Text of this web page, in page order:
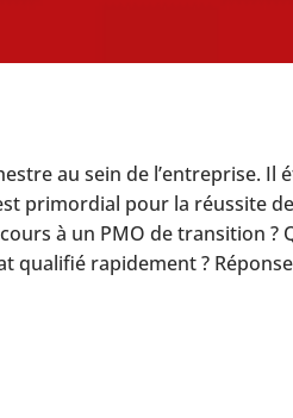
au sein de l’entreprise. Il
primordial pour la réussite
à un PMO de transition ?
rapidement ?